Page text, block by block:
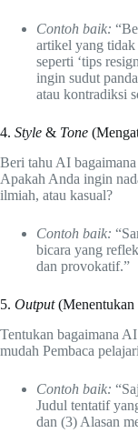
Contoh baik:
artikel yang
seperti ‘tips
ingin sudut
atau kontradiksi
4. Style & Tone
Beri tahu AI
Apakah Anda ingin
ilmiah, atau kasual?
Contoh baik:
bicara yang
dan provokatif.”
5. Output(Menentukan
Tentukan bagaimana
mudah Pembaca
Contoh baik:
Judul tentatif
dan (3) Alasan